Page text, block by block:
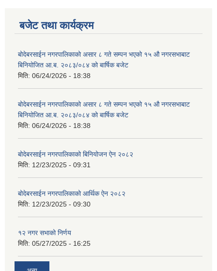
बजेट तथा कार्यक्रम
बोदेबरसाईन नगरपालिकाको असार ८ गते सम्पन भएको १५ ‍‍‍औ नगरसभाबाट
बिनियोजित आ.ब. २०८३/०८४ को बार्षिक बजेट
मिति: 06/24/2026 - 18:38
बोदेबरसाईन नगरपालिकाको असार ८ गते सम्पन भएको १५ ‍‍‍औ नगरसभाबाट
बिनियोजित आ.ब. २०८३/०८४ को बार्षिक बजेट
मिति: 06/24/2026 - 18:38
बोदेबरसाईन नगरपालिकाको बिनियोजन ऐन २०८२
मिति: 12/23/2025 - 09:31
बोदेबरसाईन नगरपालिकाको आर्थिक ऐन २०८२
मिति: 12/23/2025 - 09:30
१२ नगर सभाको निर्णय
मिति: 05/27/2025 - 16:25